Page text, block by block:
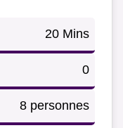
20 Mins
0
8 personnes